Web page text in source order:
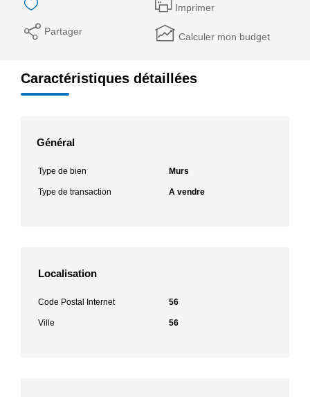
Imprimer
Partager Calculer mon budget
Caractéristiques détaillées
Général
Type de bien Murs
Type de transaction A vendre
Localisation
Code Postal Internet 56
Ville 56